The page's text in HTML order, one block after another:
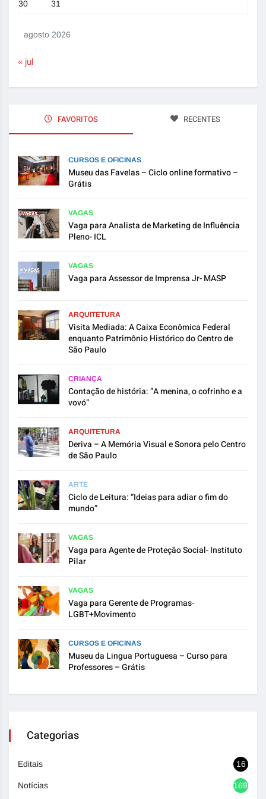
agosto 2026
30 31
« jul
FAVORITOS RECENTES
CURSOS E OFICINAS
Museu das Favelas – Ciclo online formativo –
Grátis
VAGAS
Vaga para Analista de Marketing de Influência
Pleno- ICL
VAGAS
Vaga para Assessor de Imprensa Jr- MASP
ARQUITETURA
Visita Mediada: A Caixa Econômica Federal
enquanto Patrimônio Histórico do Centro de
São Paulo
CRIANÇA
Contação de história: “A menina, o cofrinho e a
vovó”
ARQUITETURA
Deriva – A Memória Visual e Sonora pelo Centro
de São Paulo
ARTE
Ciclo de Leitura: “Ideias para adiar o fim do
mundo”
VAGAS
Vaga para Agente de Proteção Social- Instituto
Pilar
VAGAS
Vaga para Gerente de Programas-
LGBT+Movimento
CURSOS E OFICINAS
Museu da Lingua Portuguesa – Curso para
Professores – Grátis
Categorias
Editais 16
Notícias 1692